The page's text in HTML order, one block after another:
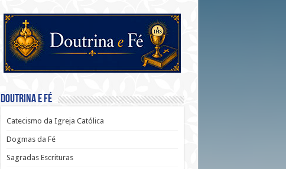
Doutrina e Fé
Catecismo da Igreja Católica
Dogmas da Fé
Sagradas Escrituras